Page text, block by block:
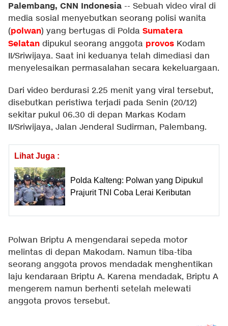
Palembang, CNN Indonesia -- Sebuah video viral di
media sosial menyebutkan seorang polisi wanita
(polwan) yang bertugas di Polda Sumatera
Selatan dipukul seorang anggota provos Kodam
II/Sriwijaya. Saat ini keduanya telah dimediasi dan
menyelesaikan permasalahan secara kekeluargaan.
Dari video berdurasi 2.25 menit yang viral tersebut,
disebutkan peristiwa terjadi pada Senin (20/12)
sekitar pukul 06.30 di depan Markas Kodam
II/Sriwijaya, Jalan Jenderal Sudirman, Palembang.
Lihat Juga :
Polda Kalteng: Polwan yang Dipukul
Prajurit TNI Coba Lerai Keributan
Polwan Briptu A mengendarai sepeda motor
melintas di depan Makodam. Namun tiba-tiba
seorang anggota provos mendadak menghentikan
laju kendaraan Briptu A. Karena mendadak, Briptu A
mengerem namun berhenti setelah melewati
anggota provos tersebut.